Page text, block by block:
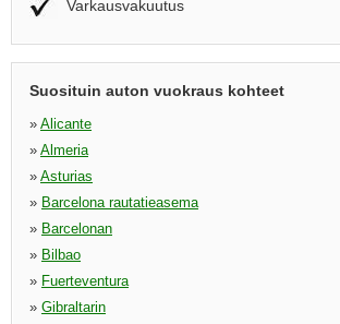
Varkausvakuutus
Suosituin auton vuokraus kohteet
» Alicante
» Almeria
» Asturias
» Barcelona rautatieasema
» Barcelonan
» Bilbao
» Fuerteventura
» Gibraltarin